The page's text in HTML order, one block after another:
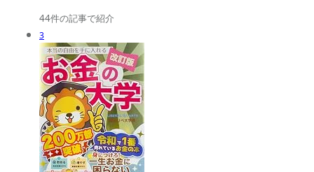
44件の記事で紹介
3